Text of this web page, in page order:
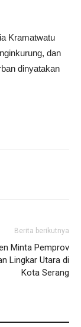
Kramatwatu
dan
dinyatakan
Berita berikutnya
Minta Pemprov
Lingkar Utara di
Kota Serang